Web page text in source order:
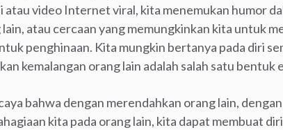
atau video Internet viral, kita menemukan humor
atau cercaan yang memungkinkan kita untuk
penghinaan. Kita mungkin bertanya pada diri
kemalangan orang lain adalah salah satu bentuk
bahwa dengan merendahkan orang lain,
kita pada orang lain, kita dapat membuat